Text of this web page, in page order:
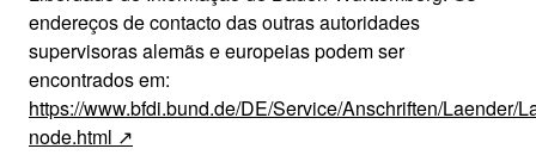
endereços de contacto das outras autoridades
supervisoras alemãs e europeias podem ser
encontrados em:
https://www.bfdi.bund.de/DE/Service/Anschriften/Laender/
node.html